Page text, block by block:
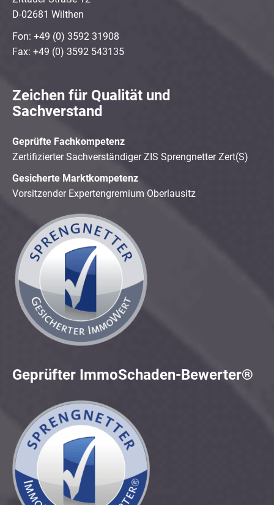
D-02681 Wilthen
Fon: +49 (0) 3592 31908
Fax: +49 (0) 3592 543135
Zeichen für Qualität und
Sachverstand
Geprüfte Fachkompetenz
Zertifizierter Sachverständiger ZIS Sprengnetter Zert(S)
Gesicherte Marktkompetenz
Vorsitzender Expertengremium Oberlausitz
Geprüfter ImmoSchaden-Bewerter®